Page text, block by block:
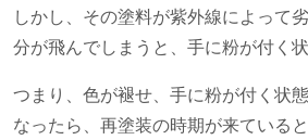
しかし、その塗料が紫外線によって
分が飛んでしまうと、手に粉が付く状
つまり、色が褪せ、手に粉が付く状態
なったら、再塗装の時期が来ている